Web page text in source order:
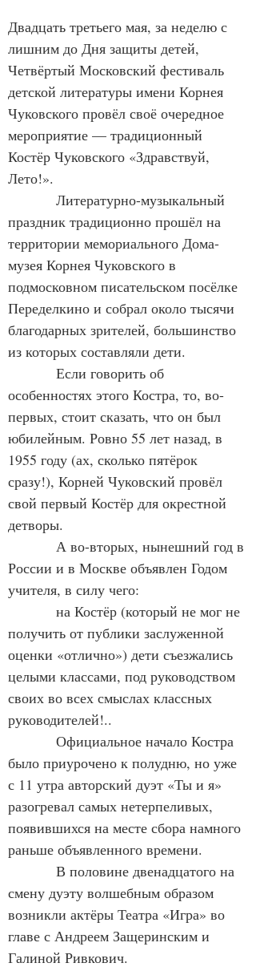
Двадцать третьего мая, за неделю с
лишним до Дня защиты детей,
Четвёртый Московский фестиваль
детской литературы имени Корнея
Чуковского провёл своё очередное
мероприятие — традиционный
Костёр Чуковского «Здравствуй,
Лето!».
праздник традиционно прошёл на
территории мемориального Дома-
музея Корнея Чуковского в
подмосковном писательском посёлке
Переделкино и собрал около тысячи
благодарных зрителей, большинство
из которых составляли дети.
особенностях этого Костра, то, во-
первых, стоит сказать, что он был
юбилейным. Ровно 55 лет назад, в
1955 году (ах, сколько пятёрок
сразу!), Корней Чуковский провёл
свой первый Костёр для окрестной
детворы.
России и в Москве объявлен Годом
учителя, в силу чего:
получить от публики заслуженной
оценки «отлично») дети съезжались
целыми классами, под руководством
своих во всех смыслах классных
руководителей!..
было приурочено к полудню, но уже
с 11 утра авторский дуэт «Ты и я»
разогревал самых нетерпеливых,
появившихся на месте сбора намного
раньше объявленного времени.
смену дуэту волшебным образом
возникли актёры Театра «Игра» во
главе с Андреем Защеринским и
Галиной Ривкович.